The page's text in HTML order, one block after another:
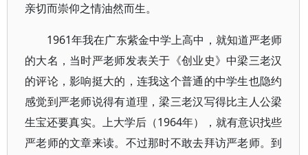
亲切而崇仰之情油然而生。
1961年我在广东紫金中学上高中，就知道严老师
的大名，当时严老师发表关于《创业史》中梁三老汉
的评论，影响挺大的，连我这个普通的中学生也隐约
感觉到严老师说得有道理，梁三老汉写得比主人公梁
生宝还要真实。上大学后（1964年），就有意识找些
严老师的文章来读。不过那时不敢去拜访严老师。到